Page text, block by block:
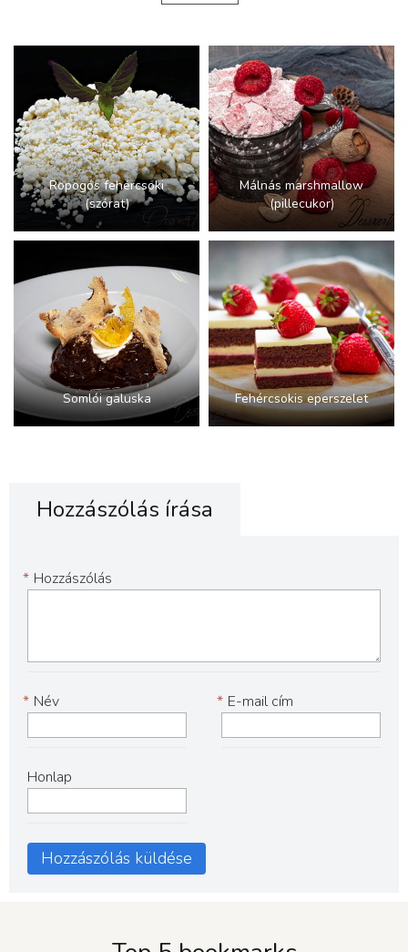
Ropogós fehércsoki
(szórat)
Málnás marshmallow
(pillecukor)
Somlói galuska Fehércsokis eperszelet
Hozzászólás írása
Hozzászólás
*
Név
* E-mail cím
*
Honlap